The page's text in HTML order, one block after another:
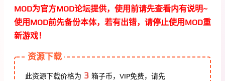
MOD为官方MOD论坛提供，使用前请先查看内有说明~
使用MOD前先备份本体，若有出错，请停止使用MOD重
新游戏！
资源下载
此资源下载价格为 3 箱子币，VIP免费，请先